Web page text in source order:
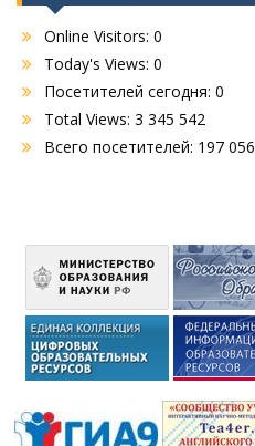
Online Visitors: 0
Today's Views: 0
Посетителей сегодня: 0
Total Views: 3 345 542
Всего посетителей: 197 056